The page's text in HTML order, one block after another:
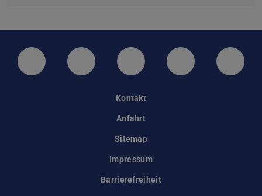
LinkedIn-Seite der TU Darmstadt
Instagram-Kanal der TU
Bluesky-Kanal der TU
Facebook-
Kontakt
Anfahrt
Sitemap
Impressum
Barrierefreiheit